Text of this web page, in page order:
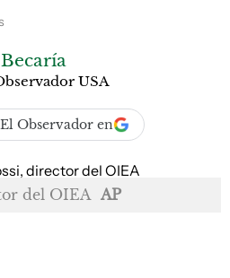
USA
Observador en
del OIEA AP